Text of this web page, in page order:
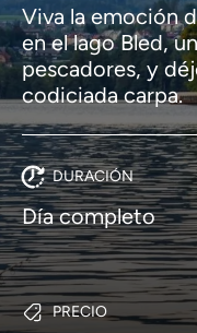
Viva la emoción
en el lago Bled,
pescadores, y
codiciada carpa.
DURACIÓN
Día completo
PRECIO